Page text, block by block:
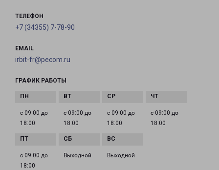
ТЕЛЕФОН
+7 (34355) 7-78-90
EMAIL
irbit-fr@pecom.ru
ГРАФИК РАБОТЫ
с 09:00 до
18:00
с 09:00 до
18:00
с 09:00 до
18:00
с 09:00 до
18:00
с 09:00 до
18:00
Выходной Выходной